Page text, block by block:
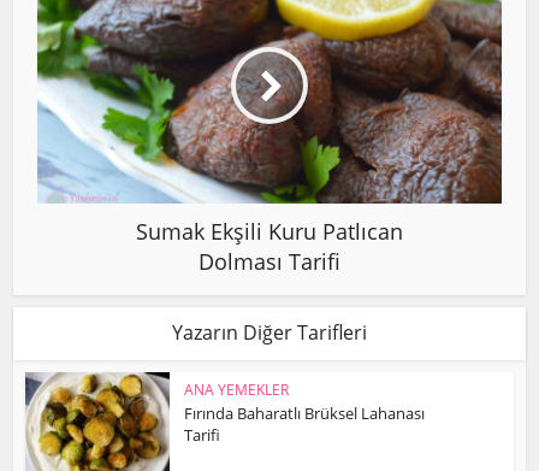
Sumak Ekşili Kuru Patlıcan
Dolması Tarifi
Yazarın Diğer Tarifleri
ANA YEMEKLER
Fırında Baharatlı Brüksel Lahanası
Tarifi